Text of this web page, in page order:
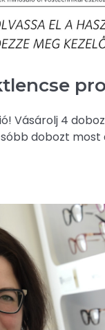
Vásárolj 4 doboz
dobozt most